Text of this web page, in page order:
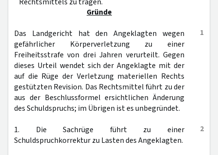
Gründe
1
Das Landgericht hat den Angeklagten wegen
gefährlicher Körperverletzung zu einer
Freiheitsstrafe von drei Jahren verurteilt. Gegen
dieses Urteil wendet sich der Angeklagte mit der
auf die Rüge der Verletzung materiellen Rechts
gestützten Revision. Das Rechtsmittel führt zu der
aus der Beschlussformel ersichtlichen Änderung
des Schuldspruchs; im Übrigen ist es unbegründet.
2
1. Die Sachrüge führt zu einer
Schuldspruchkorrektur zu Lasten des Angeklagten.